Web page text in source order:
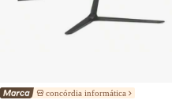
concórdia informática